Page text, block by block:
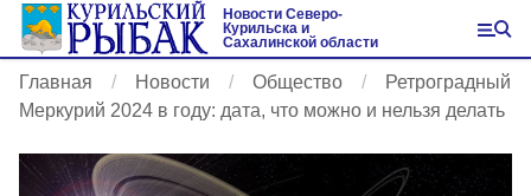
Новости Северо-
Курильска и
Сахалинской области
Главная Новости Общество
Ретроградный
Меркурий 2024 в году: дата, что можно и нельзя делать